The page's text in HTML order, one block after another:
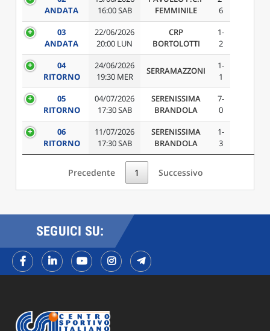
ANDATA
16:00 SAB
FEMMINILE
6
03
ANDATA
22/06/2026
20:00 LUN
CRP
BORTOLOTTI
1-
2
04
RITORNO
24/06/2026
19:30 MER
SERRAMAZZONI
1-
1
05
RITORNO
04/07/2026
17:30 SAB
SERENISSIMA
BRANDOLA
7-
0
06
RITORNO
11/07/2026
17:30 SAB
SERENISSIMA
BRANDOLA
1-
3
Precedente 1 Successivo
SEGUICI SU: